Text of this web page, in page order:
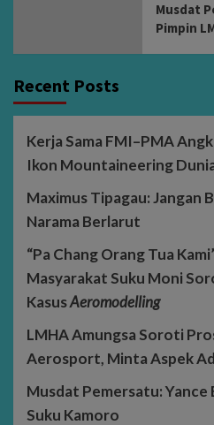
Musdat
Pimpin
Recent Posts
Kerja Sama FMI–PMA
Ikon Mountaineering
Maximus Tipagau: Jangan
Narama Berlarut
“Pa Chang Orang Tua
Masyarakat Suku Moni
KasusAeromodelling
LMHA Amungsa Soroti
Aerosport, Minta Aspek
Musdat Pemersatu: Yance
Suku Kamoro